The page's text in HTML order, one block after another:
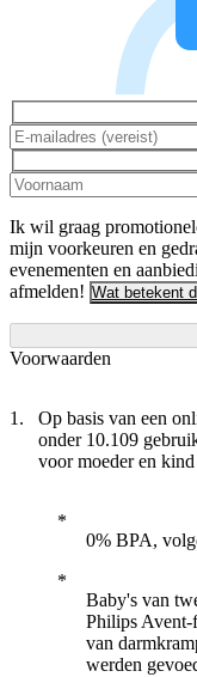
Ik wil graag
mijn voorkeuren en
evenementen en
afmelden! Wat betekent
Voorwaarden
Op basis van een
onder 10.109
voor moeder en
0% BPA,
Baby's van
Philips Avent-
van
werden